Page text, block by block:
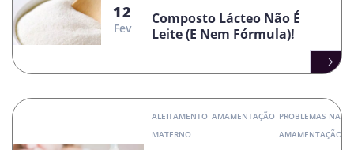
12
Fev
Composto Lácteo Não É
Leite (e Nem Fórmula)!
ALEITAMENTO
MATERNO
AMAMENTAÇÃO PROBLEMAS NA
AMAMENTAÇÃO